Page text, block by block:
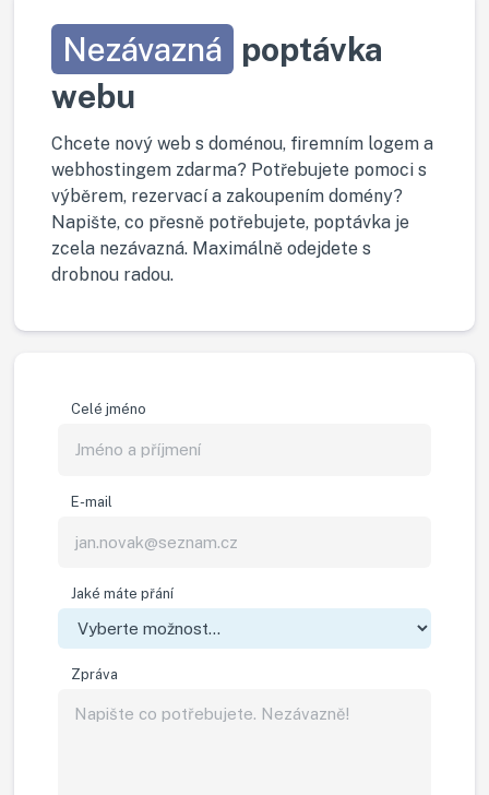
Nezávazná poptávka
webu
Chcete nový web s doménou, firemním logem a
webhostingem zdarma? Potřebujete pomoci s
výběrem, rezervací a zakoupením domény?
Napište, co přesně potřebujete, poptávka je
zcela nezávazná. Maximálně odejdete s
drobnou radou.
Celé jméno
E-mail
Jaké máte přání
Zpráva